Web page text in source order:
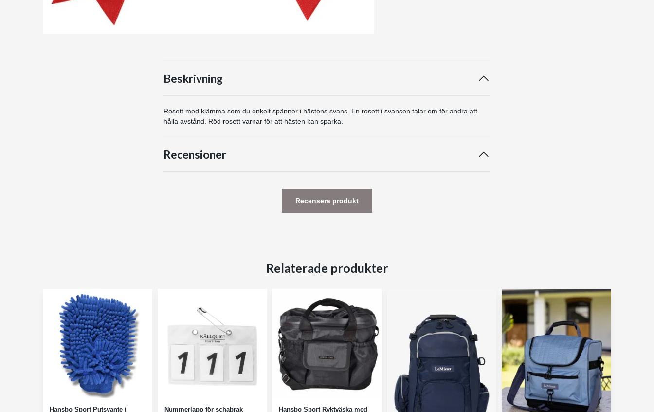
Beskrivning
Rosett med klämma som du enkelt spänner i hästens svans. En rosett i svansen talar om för andra att
hålla avstånd. Röd rosett varnar för att hästen kan sparka.
Recensioner
Recensera produkt
Relaterade produkter
Hansbo Sport Putsvante i
Nummerlapp för schabrak
Hansbo Sport Ryktväska med